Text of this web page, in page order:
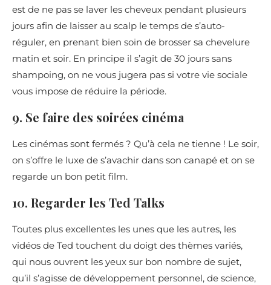
est de ne pas se laver les cheveux pendant plusieurs
jours afin de laisser au scalp le temps de s’auto-
réguler, en prenant bien soin de brosser sa chevelure
matin et soir. En principe il s’agit de 30 jours sans
shampoing, on ne vous jugera pas si votre vie sociale
vous impose de réduire la période.
9. Se faire des soirées cinéma
Les cinémas sont fermés ? Qu’à cela ne tienne ! Le soir,
on s’offre le luxe de s’avachir dans son canapé et on se
regarde un bon petit film.
10. Regarder les Ted Talks
Toutes plus excellentes les unes que les autres, les
vidéos de Ted touchent du doigt des thèmes variés,
qui nous ouvrent les yeux sur bon nombre de sujet,
qu’il s’agisse de développement personnel, de science,